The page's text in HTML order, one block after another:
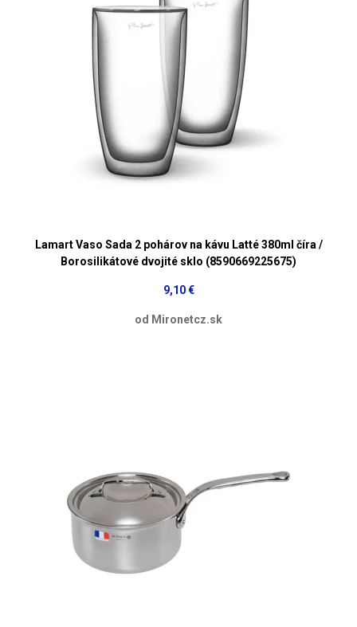
Lamart Vaso Sada 2 pohárov na kávu Latté 380ml číra /
Borosilikátové dvojité sklo (8590669225675)
9,10 €
od Mironetcz.sk